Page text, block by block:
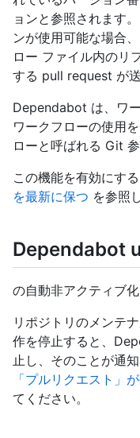
ョンと参照されます
ンが使用可能な場合
ロー ファイル内のリ
する pull request が送
Dependabot は、ワ
ワークフローの使用
ローと呼ばれる Git
この機能を有効にする
を最新に保つ を参照
Dependabot
の自動非アクティブ
リポジトリのメンテ
作を停止すると、
止し、そのことが通
「プルリクエスト」
てください。